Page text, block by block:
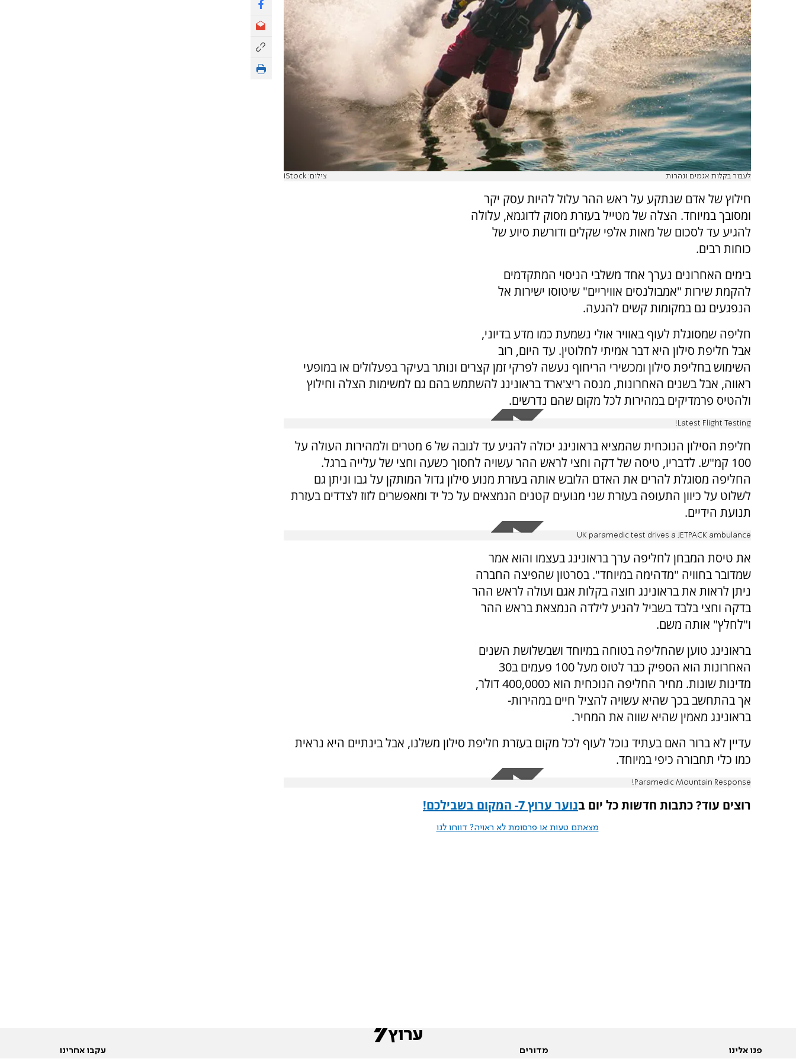
לעבור בקלות אגמים ונהרות צילום: iStock
חילוץ של אדם שנתקע על ראש ההר עלול להיות עסק יקר
ומסובך במיוחד. הצלה של מטייל בעזרת מסוק לדוגמא, עלולה
להגיע עד לסכום של מאות אלפי שקלים ודורשת סיוע של
כוחות רבים.
בימים האחרונים נערך אחד משלבי הניסוי המתקדמים
להקמת שירות "אמבולנסים אוויריים" שיטוסו ישירות אל
הנפגעים גם במקומות קשים להגעה.
חליפה שמסוגלת לעוף באוויר אולי נשמעת כמו מדע בדיוני,
אבל חליפת סילון היא דבר אמיתי לחלוטין. עד היום, רוב
השימוש בחליפת סילון ומכשירי הריחוף נעשה לפרקי זמן קצרים ונותר בעיקר בפעלולים או במופעי
ראווה, אבל בשנים האחרונות, מנסה ריצ'ארד בראונינג להשתמש בהם גם למשימות הצלה וחילוץ
ולהטיס פרמדיקים במהירות לכל מקום שהם נדרשים.
Latest Flight Testing!
חליפת הסילון הנוכחית שהמציא בראונינג יכולה להגיע עד לגובה של 6 מטרים ולמהירות העולה על
100 קמ"ש. לדבריו, טיסה של דקה וחצי לראש ההר עשויה לחסוך כשעה וחצי של עלייה ברגל.
החליפה מסוגלת להרים את האדם הלובש אותה בעזרת מנוע סילון גדול המותקן על גבו וניתן גם
לשלוט על כיוון התעופה בעזרת שני מנועים קטנים הנמצאים על כל יד ומאפשרים לזוז לצדדים בעזרת
תנועת הידיים.
UK paramedic test drives a JETPACK ambulance
את טיסת המבחן לחליפה ערך בראונינג בעצמו והוא אמר
שמדובר בחוויה "מדהימה במיוחד". בסרטון שהפיצה החברה
ניתן לראות את בראונינג חוצה בקלות אגם ועולה לראש ההר
בדקה וחצי בלבד בשביל להגיע לילדה הנמצאת בראש ההר
ו"לחלץ" אותה משם.
בראונינג טוען שהחליפה בטוחה במיוחד ושבשלושת השנים
האחרונות הוא הספיק כבר לטוס מעל 100 פעמים ב30
מדינות שונות. מחיר החליפה הנוכחית הוא כ400,000 דולר,
אך בהתחשב בכך שהיא עשויה להציל חיים במהירות-
בראונינג מאמין שהיא שווה את המחיר.
עדיין לא ברור האם בעתיד נוכל לעוף לכל מקום בעזרת חליפת סילון משלנו, אבל בינתיים היא נראית
כמו כלי תחבורה כיפי במיוחד.
Paramedic Mountain Response!
רוצים עוד? כתבות חדשות כל יום בנוער ערוץ 7- המקום בשבילכם !
מצאתם טעות או פרסומת לא ראויה? דווחו לנו
פנו אלינו מדורים עקבו אחרינו